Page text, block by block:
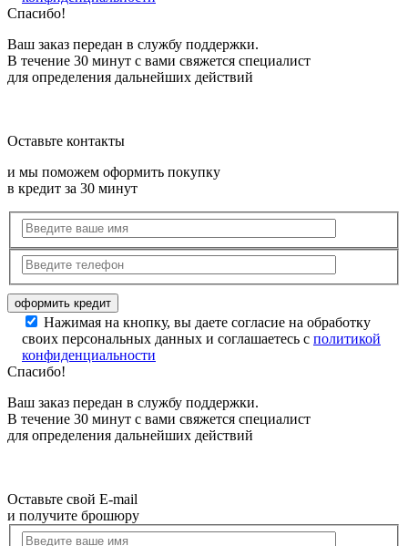
Спасибо!
Ваш заказ передан в службу поддержки.
В течение 30 минут с вами свяжется специалист
для определения дальнейших действий
Оставьте контакты
и мы поможем оформить покупку
в кредит за 30 минут
Нажимая на кнопку, вы даете согласие на обработку
своих персональных данных и соглашаетесь с политикой
конфиденциальности
Спасибо!
Ваш заказ передан в службу поддержки.
В течение 30 минут с вами свяжется специалист
для определения дальнейших действий
Оставьте свой E-mail
и получите брошюру